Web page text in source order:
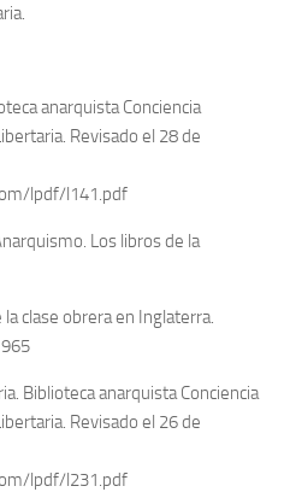
anarquista Conciencia
Revisado el 28 de
lpdf/l141.pdf
Los libros de la
clase obrera en Inglaterra.
Biblioteca anarquista Conciencia
Revisado el 26 de
lpdf/l231.pdf